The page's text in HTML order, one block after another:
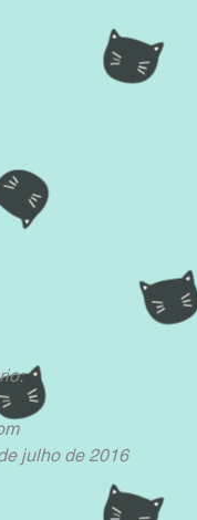
julho de 2016